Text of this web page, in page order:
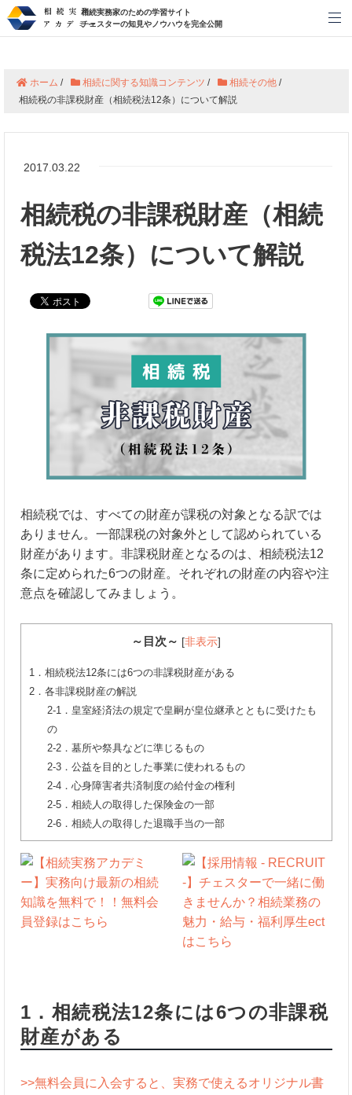
相続実務家のための学習サイト
チェスターの知見やノウハウを完全公開
メ
ホーム / 相続に関する知識コンテンツ / 相続その他/
相続税の非課税財産（相続税法12条）について解説
2017.03.22
相続税の非課税財産（相続
税法12条）について解説
相続税では、すべての財産が課税の対象となる訳では
ありません。一部課税の対象外として認められている
財産があります。非課税財産となるのは、相続税法12
条に定められた6つの財産。それぞれの財産の内容や注
意点を確認してみましょう。
～目次～ [非表示]
1．相続税法12条には6つの非課税財産がある
2．各非課税財産の解説
2-1．皇室経済法の規定で皇嗣が皇位継承とともに受けたも
の
2-2．墓所や祭具などに準じるもの
2-3．公益を目的とした事業に使われるもの
2-4．心身障害者共済制度の給付金の権利
2-5．相続人の取得した保険金の一部
2-6．相続人の取得した退職手当の一部
1．相続税法12条には6つの非課税
財産がある
>>無料会員に入会すると、実務で使えるオリジナル書